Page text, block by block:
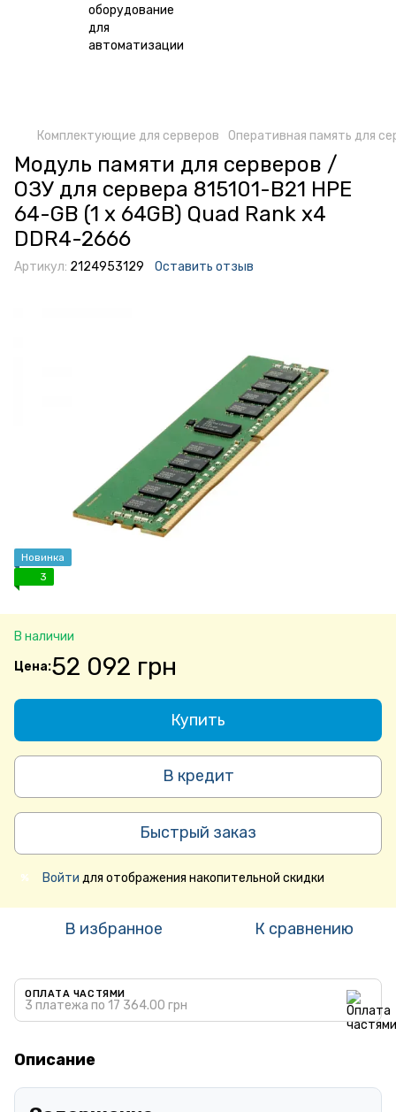
Комплектующие для серверов Оперативная память для
Модуль памяти для серверов /
ОЗУ для сервера 815101-B21 HPE
64-GB (1 x 64GB) Quad Rank x4
DDR4-2666
Артикул: 2124953129 Оставить отзыв
Новинка
3
В наличии
52 092 грн
Купить
В кредит
Быстрый заказ
% Войти для отображения накопительной скидки
В избранное К сравнению
ОПЛАТА ЧАСТЯМИ
3 платежа по 17 364.00 грн
Описание